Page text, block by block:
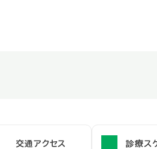
交通アクセス 診療ス